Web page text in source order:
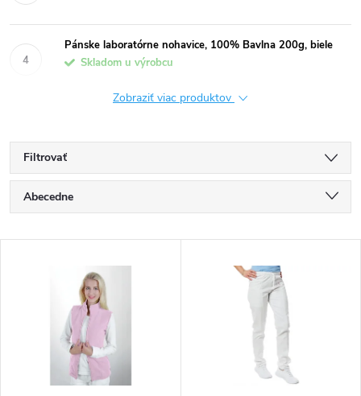
Pánske laboratórne nohavice, 100% Bavlna 200g, biele
Skladom u výrobcu
Zobraziť viac produktov
Filtrovať
R
a
Abecedne
Najpredávanejšie